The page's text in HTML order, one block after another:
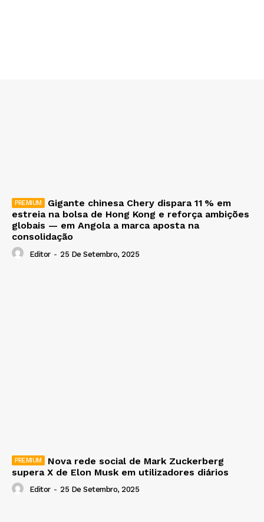
Gigante chinesa Chery dispara 11 % em
estreia na bolsa de Hong Kong e reforça ambições
globais — em Angola a marca aposta na
consolidação
Editor - 25 De Setembro, 2025
Nova rede social de Mark Zuckerberg
supera X de Elon Musk em utilizadores diários
Editor - 25 De Setembro, 2025